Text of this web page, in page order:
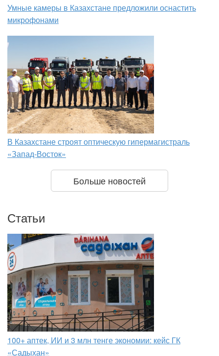
Умные камеры в Казахстане предложили оснастить
микрофонами
В Казахстане строят оптическую гипермагистраль
«Запад-Восток»
Больше новостей
Статьи
100+ аптек, ИИ и 3 млн тенге экономии: кейс ГК
«Садыхан»